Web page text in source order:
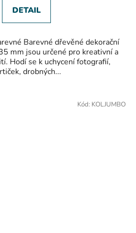
DETAIL
Barevné dřevěné dekorační
mm jsou určené pro kreativní a
Hodí se k uchycení fotografií,
drobných...
Kód: KOLJUMBO